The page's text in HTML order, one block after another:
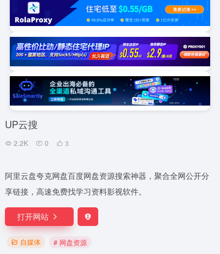
UP云搜
2.2K 0 3
阿里云盘夸克网盘百度网盘资源搜索神器，聚合全网公开分
享链接，高速免费找学习资料影视软件。
打开网站
自媒体 # 网盘资源